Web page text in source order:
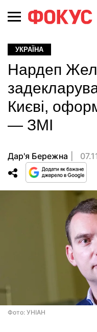
УКРАЇНА
Нардеп
Києві,
— ЗМІ
Дар'я Бережна
Фото: УНІАН